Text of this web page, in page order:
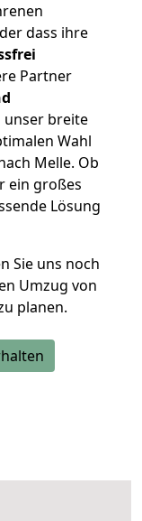
dass ihre
Partner
unser breite
Wahl
Melle. Ob
ein großes
Lösung
Sie uns noch
Umzug von
planen.